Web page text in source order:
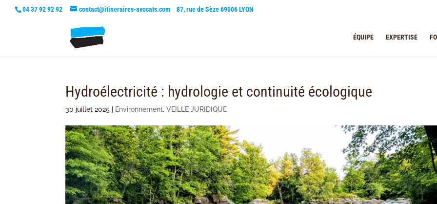
04 37 92 92 92 contact@itineraires-avocats.com 87, rue de Sèze 69006 LYON
ÉQUIPE EXPERTISE
Hydroélectricité : hydrologie et continuité écologique
30 juillet 2025 Environnement,VEILLE JURIDIQUE